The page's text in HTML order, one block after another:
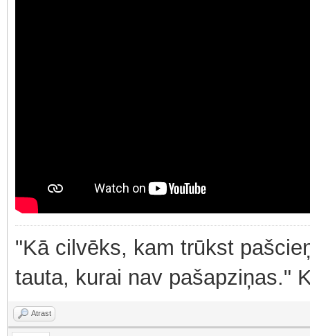
"Kā cilvēks, kam trūkst
tauta, kurai nav pašapziņas."
Atrast